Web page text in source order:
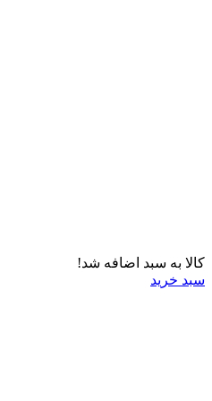
کالا به سبد اضافه شد!
سبد خرید